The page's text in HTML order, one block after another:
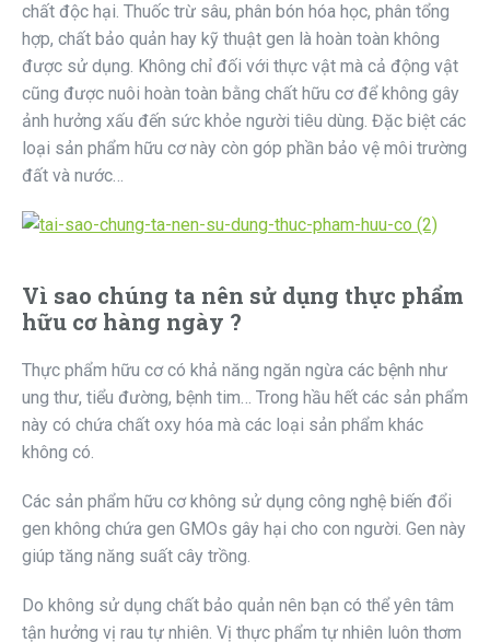
chất độc hại. Thuốc trừ sâu, phân bón hóa học, phân tổng
hợp, chất bảo quản hay kỹ thuật gen là hoàn toàn không
được sử dụng. Không chỉ đối với thực vật mà cả động vật
cũng được nuôi hoàn toàn bằng chất hữu cơ để không gây
ảnh hưởng xấu đến sức khỏe người tiêu dùng. Đặc biệt các
loại sản phẩm hữu cơ này còn góp phần bảo vệ môi trường
đất và nước…
Vì sao chúng ta nên sử dụng thực phẩm
hữu cơ hàng ngày ?
Thực phẩm hữu cơ có khả năng ngăn ngừa các bệnh như
ung thư, tiểu đường, bệnh tim… Trong hầu hết các sản phẩm
này có chứa chất oxy hóa mà các loại sản phẩm khác
không có.
Các sản phẩm hữu cơ không sử dụng công nghệ biến đổi
gen không chứa gen GMOs gây hại cho con người. Gen này
giúp tăng năng suất cây trồng.
Do không sử dụng chất bảo quản nên bạn có thể yên tâm
tận hưởng vị rau tự nhiên. Vị thực phẩm tự nhiên luôn thơm